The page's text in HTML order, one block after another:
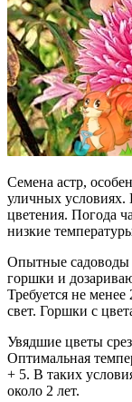
Семена астр,
уличных условиях.
цветения. Погода
низкие
Опытные садоводы
горшки и
Требуется не
свет. Горшки с
Увядшие цветы
Оптимальная
+ 5. В таких
около 2 лет.